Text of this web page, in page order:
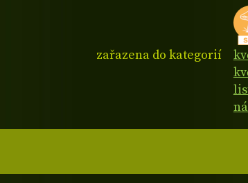
zařazena do kategorií